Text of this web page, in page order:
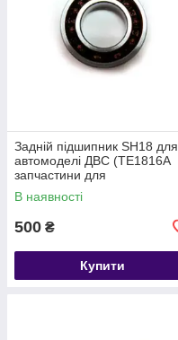
Задній підшипник SH18 для
автомоделі ДВС (TE1816A
запчастини для
радіокерованих моделей
Himoto)
В наявності
500 ₴
Купити